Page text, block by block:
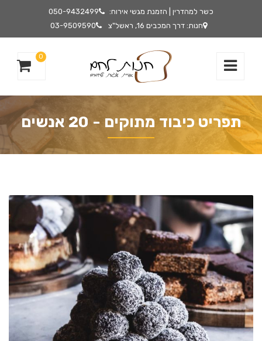
כשר למהדרין | הזמנת מגשי אירוח:
050-9432499
חנות: דרך המכבים 16, ראשל"צ
03-9509590
0
תפריט כיבוד מתוקים - 20 אנשים